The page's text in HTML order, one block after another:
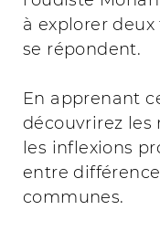
à explorer
se répondent.
En apprenant
découvrirez les
les inflexions
entre
communes.